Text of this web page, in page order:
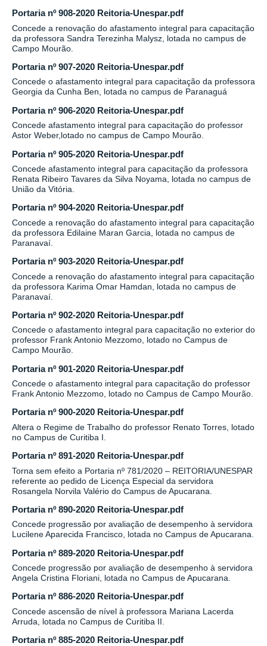
Portaria nº 908-2020 Reitoria-Unespar.pdf
Concede a renovação do afastamento integral para capacitação
da professora Sandra Terezinha Malysz, lotada no campus de
Campo Mourão.
Portaria nº 907-2020 Reitoria-Unespar.pdf
Concede o afastamento integral para capacitação da professora
Georgia da Cunha Ben, lotada no campus de Paranaguá
Portaria nº 906-2020 Reitoria-Unespar.pdf
Concede afastamento integral para capacitação do professor
Astor Weber,lotado no campus de Campo Mourão.
Portaria nº 905-2020 Reitoria-Unespar.pdf
Concede afastamento integral para capacitação da professora
Renata Ribeiro Tavares da Silva Noyama, lotada no campus de
União da Vitória.
Portaria nº 904-2020 Reitoria-Unespar.pdf
Concede a renovação do afastamento integral para capacitação
da professora Edilaine Maran Garcia, lotada no campus de
Paranavaí.
Portaria nº 903-2020 Reitoria-Unespar.pdf
Concede a renovação do afastamento integral para capacitação
da professora Karima Omar Hamdan, lotada no campus de
Paranavaí.
Portaria nº 902-2020 Reitoria-Unespar.pdf
Concede o afastamento integral para capacitação no exterior do
professor Frank Antonio Mezzomo, lotado no Campus de
Campo Mourão.
Portaria nº 901-2020 Reitoria-Unespar.pdf
Concede o afastamento integral para capacitação do professor
Frank Antonio Mezzomo, lotado no Campus de Campo Mourão.
Portaria nº 900-2020 Reitoria-Unespar.pdf
Altera o Regime de Trabalho do professor Renato Torres, lotado
no Campus de Curitiba I.
Portaria nº 891-2020 Reitoria-Unespar.pdf
Torna sem efeito a Portaria nº 781/2020 – REITORIA/UNESPAR
referente ao pedido de Licença Especial da servidora
Rosangela Norvila Valério do Campus de Apucarana.
Portaria nº 890-2020 Reitoria-Unespar.pdf
Concede progressão por avaliação de desempenho à servidora
Lucilene Aparecida Francisco, lotada no Campus de Apucarana.
Portaria nº 889-2020 Reitoria-Unespar.pdf
Concede progressão por avaliação de desempenho à servidora
Angela Cristina Floriani, lotada no Campus de Apucarana.
Portaria nº 886-2020 Reitoria-Unespar.pdf
Concede ascensão de nível à professora Mariana Lacerda
Arruda, lotada no Campus de Curitiba II.
Portaria nº 885-2020 Reitoria-Unespar.pdf